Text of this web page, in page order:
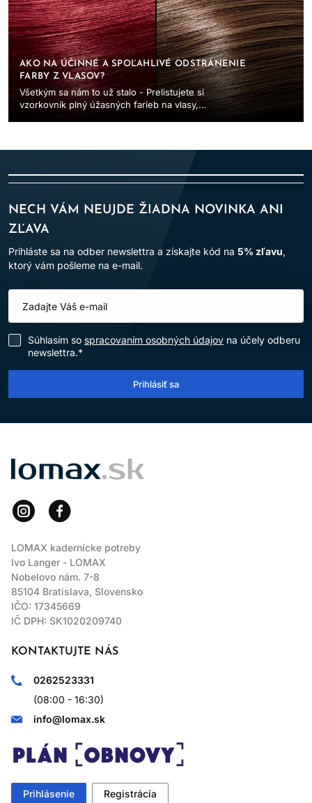
AKO NA ÚČINNÉ A SPOĽAHLIVÉ ODSTRÁNENIE
FARBY Z VLASOV?
Všetkým sa nám to už stalo - Prelistujete si
vzorkovník plný úžasných farieb na vlasy,
NECH VÁM NEUJDE ŽIADNA NOVINKA ANI
ZĽAVA
Prihláste sa na odber newslettra a získajte kód na 5% zľavu,
ktorý vám pošleme na e-mail.
Súhlasím so spracovaním osobných údajov na účely odberu
newslettra.*
Prihlásiť sa
LOMAX
LOMAX kadernícke potreby
Ivo Langer - LOMAX
Nobelovo nám. 7-8
85104 Bratislava, Slovensko
IČO: 17345669
IČ DPH: SK1020209740
KONTAKTUJTE NÁS
0262523331
(08:00 - 16:30)
info@lomax.sk
Prihlásenie Registrácia